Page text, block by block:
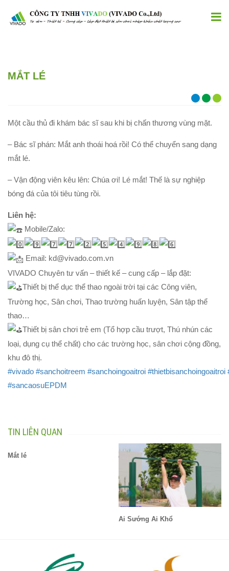
MẮT LÉ
Một cầu thủ đi khám bác sĩ sau khi bị chấn thương vùng mặt.
– Bác sĩ phán: Mắt anh thoái hoá rồi! Có thể chuyển sang dạng
mắt lé.
– Vận động viên kêu lên: Chúa ơi! Lé mắt! Thế là sự nghiệp
bóng đá của tôi tiêu tùng rồi.
Liên hệ:
Mobile/Zalo:
Email: kd@vivado.com.vn
VIVADO Chuyên tư vấn – thiết kế – cung cấp – lắp đặt:
Thiết bị thể dục thể thao ngoài trời tại các Công viên,
Trường học, Sân chơi, Thao trường huấn luyện, Sân tập thể
thao…
Thiết bị sân chơi trẻ em (Tổ hợp cầu trượt, Thú nhún các
loại, dụng cụ thể chất) cho các trường học, sân chơi cộng đồng,
khu đô thị.
#vivado #sanchoitreem #sanchoingoaitroi #thietbisanchoingoaitroi
#sancaosuEPDM
TIN LIÊN QUAN
Mắt lé
Ai Sướng Ai Khổ